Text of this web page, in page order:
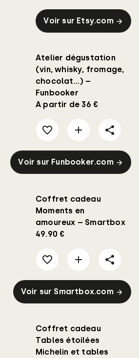
Voir sur Etsy.com
Atelier dégustation
(vin, whisky, fromage,
chocolat…) –
Funbooker
A partir de 36 €
Voir sur Funbooker.com
Coffret cadeau
Moments en
amoureux – Smartbox
49.90 €
Voir sur Smartbox.com
Coffret cadeau
Tables étoilées
Michelin et tables